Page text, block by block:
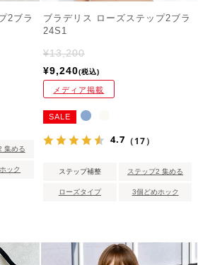
2ブラ
集める
ック
ブラデリス ローズステップ2ブラ
24S1
¥13,200
¥9,240 税込
メディア掲載
SALE
4.7 （17）
ステップ補整 ステップ2 集める
ローズタイプ 3個どめホック